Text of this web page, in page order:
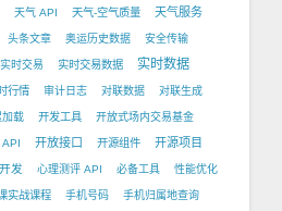
天气 API 天气-空气质量 天气服务
头条文章 奥运历史数据 安全传输
实时交易 实时交易数据 实时数据
行情 审计日志 对联数据 对联生成
加载 开发工具 开放式场内交易基金
API 开放接口 开源组件 开源项目
发 心理测评 API 必备工具 性能优化
实战课程 手机号码 手机归属地查询